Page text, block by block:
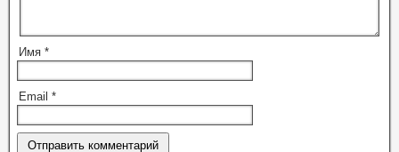
Имя *
Email *